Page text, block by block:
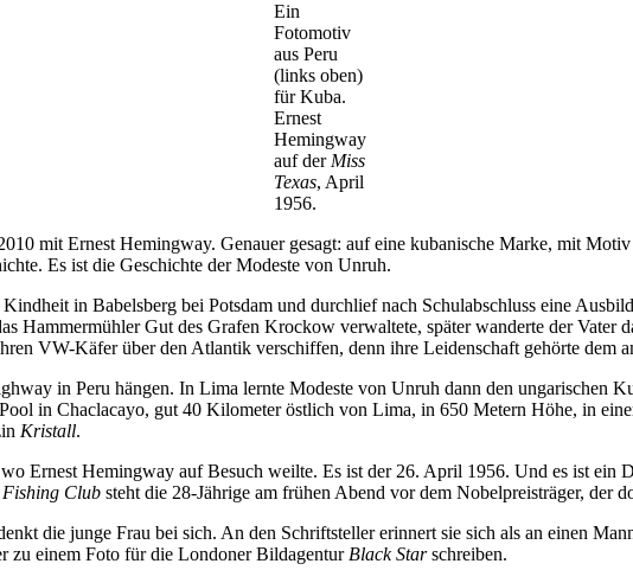
Ein
Fotomotiv
aus Peru
(links oben)
für Kuba.
Ernest
Hemingway
auf der Miss
Texas, April
1956.
mit Ernest Hemingway. Genauer gesagt: auf eine kubanische Marke, mit
Es ist die Geschichte der Modeste von Unruh.
in Babelsberg bei Potsdam und durchlief nach Schulabschluss eine
Hammermühler Gut des Grafen Krockow verwaltete, später wanderte der
VW-Käfer über den Atlantik verschiffen, denn ihre Leidenschaft gehörte dem
in Peru hängen. In Lima lernte Modeste von Unruh dann den ungarischen
in Chaclacayo, gut 40 Kilometer östlich von Lima, in 650 Metern Höhe, in
Kristall.
Ernest Hemingway auf Besuch weilte. Es ist der 26. April 1956. Und es ist ein
Fishing Club steht die 28-Jährige am frühen Abend vor dem Nobelpreisträger, der
die junge Frau bei sich. An den Schriftsteller erinnert sie sich als an einen
zu einem Foto für die Londoner Bildagentur Black Starschreiben.